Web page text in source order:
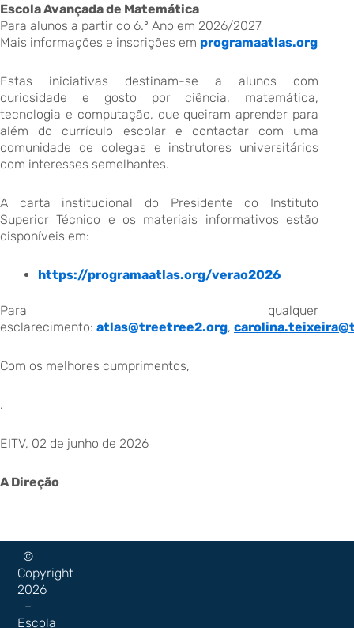
Escola Avançada de Matemática
Para alunos a partir do 6.º Ano em 2026/2027
Mais informações e inscrições em programaatlas.org
Estas iniciativas destinam-se a alunos com
curiosidade e gosto por ciência, matemática,
tecnologia e computação, que queiram aprender para
além do currículo escolar e contactar com uma
comunidade de colegas e instrutores universitários
com interesses semelhantes.
A carta institucional do Presidente do Instituto
Superior Técnico e os materiais informativos estão
disponíveis em:
https://programaatlas.org/verao2026
Para qualquer
esclarecimento: atlas@treetree2.org,
Com os melhores cumprimentos,
.
EITV, 02 de junho de 2026
A Direção
©
Copyright
2026
–
Escola